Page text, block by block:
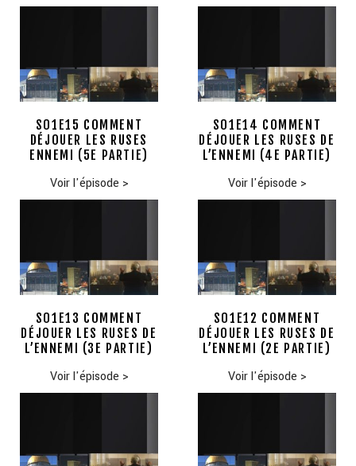
S01E15 COMMENT
DÉJOUER LES RUSES
ENNEMI (5E PARTIE)
Voir l'épisode >
S01E14 COMMENT
DÉJOUER LES RUSES DE
L’ENNEMI (4E PARTIE)
Voir l'épisode >
S01E13 COMMENT
DÉJOUER LES RUSES DE
L’ENNEMI (3E PARTIE)
Voir l'épisode >
S01E12 COMMENT
DÉJOUER LES RUSES DE
L’ENNEMI (2E PARTIE)
Voir l'épisode >